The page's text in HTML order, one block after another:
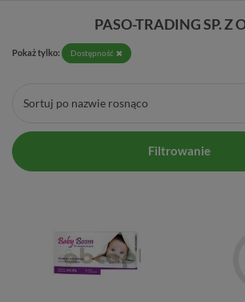
PASO-TRADING SP. Z
Pokaż tylko: Dostępność
Sortuj po nazwie rosnąco
Filtrowanie